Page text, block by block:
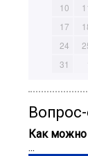
10
17
24
31
Как можно
...